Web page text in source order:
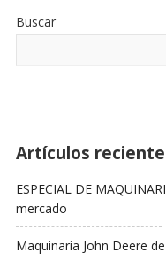
De
La
Lateral
Buscar
Artículos
ESPECIAL DE
mercado
Maquinaria John Deere